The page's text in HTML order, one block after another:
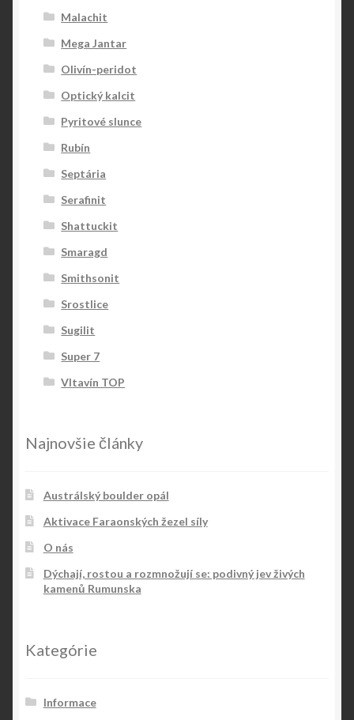
Malachit
Mega Jantar
Olivín-peridot
Optický kalcit
Pyritové slunce
Rubín
Septária
Serafinit
Shattuckit
Smaragd
Smithsonit
Srostlice
Sugilit
Super 7
Vltavín TOP
Najnovšie články
Austrálský boulder opál
Aktivace Faraonských žezel síly
O nás
Dýchají, rostou a rozmnožují se: podivný jev živých
kamenů Rumunska
Kategórie
Informace